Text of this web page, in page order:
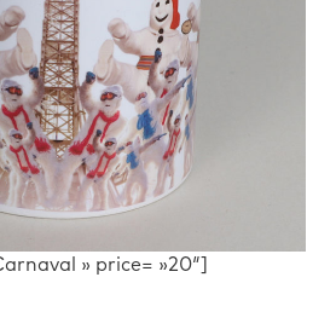
» price= »20″]